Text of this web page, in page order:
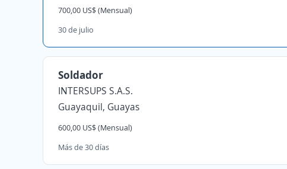
700,00 US$ (Mensual)
30 de julio
Soldador
INTERSUPS S.A.S.
Guayaquil, Guayas
600,00 US$ (Mensual)
Más de 30 días